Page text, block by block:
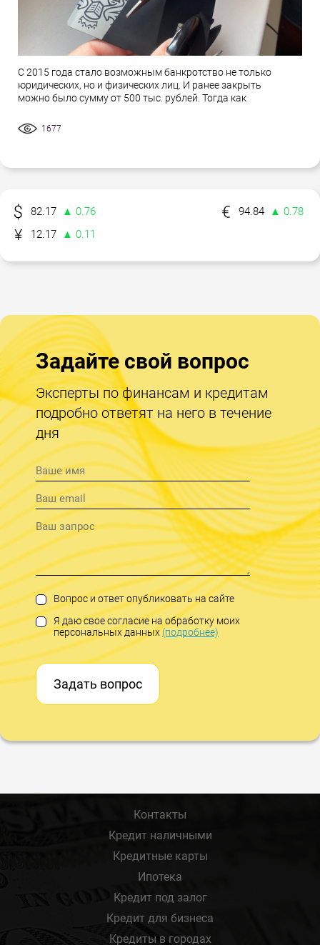
С 2015 года стало возможным банкротство не только
юридических, но и физических лиц. И ранее закрыть
можно было сумму от 500 тыс. рублей. Тогда как
1677
82.17 ▲ 0.76 94.84
▲ 0.78
12.17
▲ 0.11
Задайте свой вопрос
Эксперты по финансам и кредитам
подробно ответят на него в течение
дня
Вопрос и ответ опубликовать на сайте
Я даю свое согласие на обработку моих
персональных данных(подробнее)
Задать вопрос
Контакты
Кредит наличными
Кредитные карты
Ипотека
Кредит под залог
Кредит для бизнеса
Кредиты в городах